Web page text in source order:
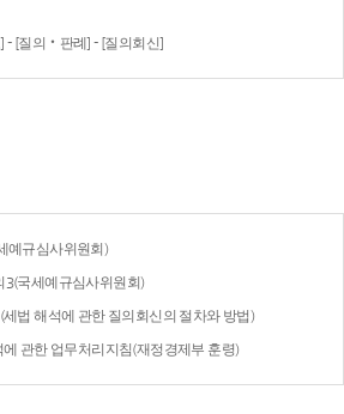
- [질의‧판례] - [질의회신]
예규심사위원회)
3(국세예규심사위원회)
법 해석에 관한 질의회신의 절차와 방법)
관한 업무처리지침(재정경제부 훈령)